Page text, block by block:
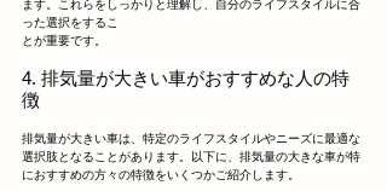
ます。これらをしっかりと理解し、自分のライフスタイルに合
った選択をするこ
とが重要です。
4. 排気量が大きい車がおすすめな人の特
徴
排気量が大きい車は、特定のライフスタイルやニーズに最適な
選択肢となることがあります。以下に、排気量の大きな車が特
におすすめの方々の特徴をいくつかご紹介します。